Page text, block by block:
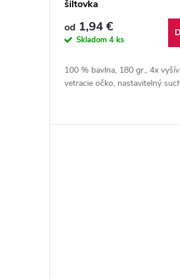
k
šiltovka
od 1,94 €
Skladom 4 ks
100 % bavlna, 180 gr., 4x
vetracie očko, nastavitelný